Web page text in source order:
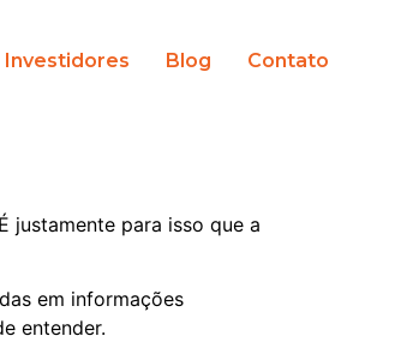
Investidores Blog Contato
justamente para isso que a
em informações
entender.